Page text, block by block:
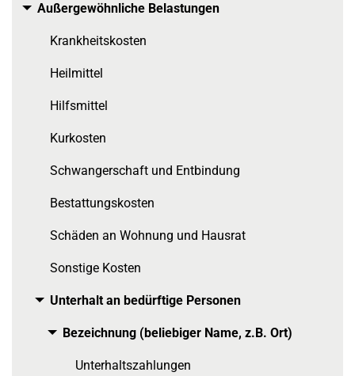
Außergewöhnliche Belastungen
Toggle menu
Krankheitskosten
Heilmittel
Hilfsmittel
Kurkosten
Schwangerschaft und Entbindung
Bestattungskosten
Schäden an Wohnung und Hausrat
Sonstige Kosten
Unterhalt an bedürftige Personen
Toggle menu
Bezeichnung (beliebiger Name, z.B. Ort)
Toggle menu
Unterhaltszahlungen